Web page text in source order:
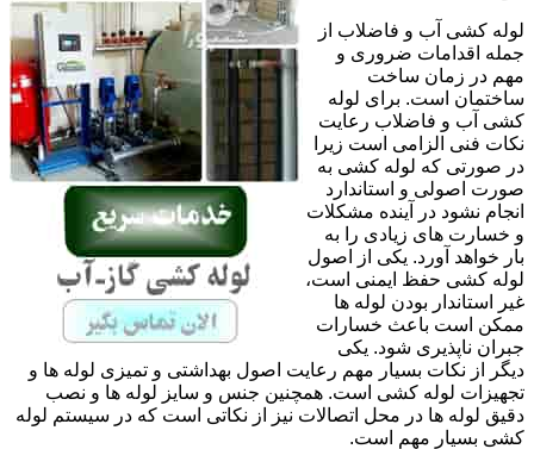
لوله کشی آب و فاضلاب از
جمله اقدامات ضروری و
مهم در زمان ساخت
ساختمان است. برای لوله
کشی آب و فاضلاب رعایت
نکات فنی الزامی است زیرا
در صورتی که لوله کشی به
صورت اصولی و استاندارد
انجام نشود در آینده مشکلات
و خسارت های زیادی را به
بار خواهد آورد. یکی از اصول
لوله کشی حفظ ایمنی است،
غیر استاندار بودن لوله ها
ممکن است باعث خسارات
جبران ناپذیری شود. یکی
دیگر از نکات بسیار مهم رعایت اصول بهداشتی و تمیزی لوله ها و
تجهیزات لوله کشی است. همچنین جنس و سایز لوله ها و نصب
دقیق لوله ها در محل اتصالات نیز از نکاتی است که در سیستم لوله
کشی بسیار مهم است.